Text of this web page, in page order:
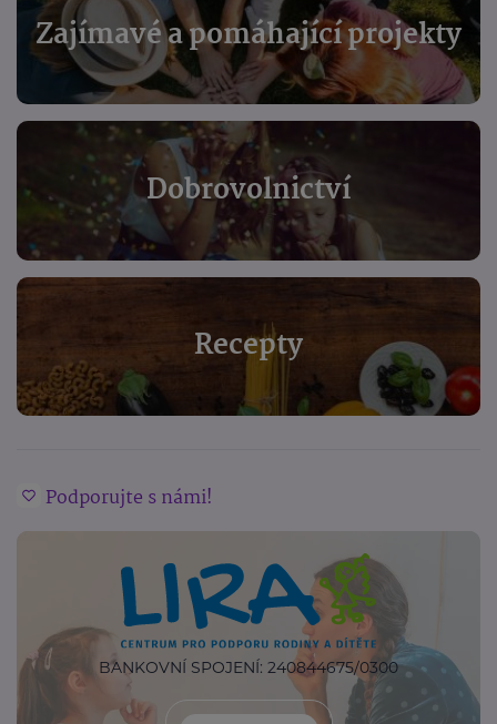
Zajímavé a pomáhající projekty
Dobrovolnictví
Recepty
Podporujte s námi!
BANKOVNÍ SPOJENÍ: 240844675/0300